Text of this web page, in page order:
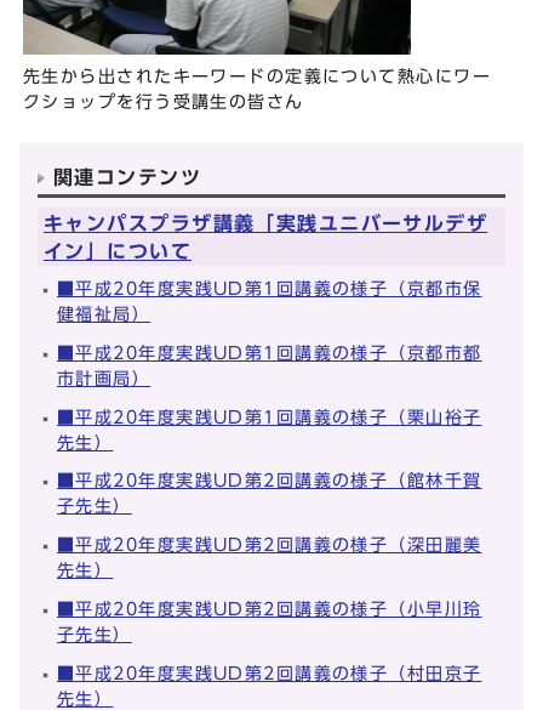
先生から出されたキーワードの定義について熱心にワー
クショップを行う受講生の皆さん
関連コンテンツ
キャンパスプラザ講義「実践ユニバーサルデザ
イン」について
■平成20年度実践UD第1回講義の様子（京都市保
健福祉局）
■平成20年度実践UD第1回講義の様子（京都市都
市計画局）
■平成20年度実践UD第1回講義の様子（栗山裕子
先生）
■平成20年度実践UD第2回講義の様子（館林千賀
子先生）
■平成20年度実践UD第2回講義の様子（深田麗美
先生）
■平成20年度実践UD第2回講義の様子（小早川玲
子先生）
■平成20年度実践UD第2回講義の様子（村田京子
先生）